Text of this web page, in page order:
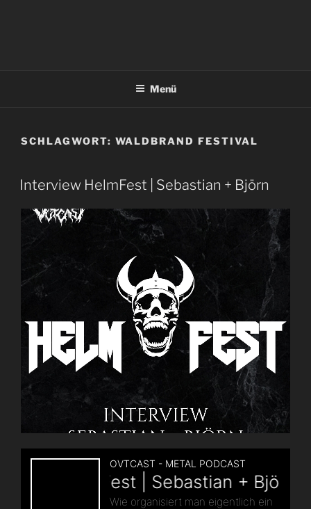
Menü
SCHLAGWORT: WALDBRAND FESTIVAL
Interview HelmFest | Sebastian + Björn